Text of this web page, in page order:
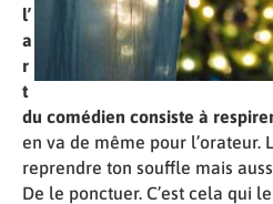
l’
a
r
t
du comédien consiste à
en va de même pour l’orateur.
reprendre ton souffle mais
De le ponctuer. C’est cela qui